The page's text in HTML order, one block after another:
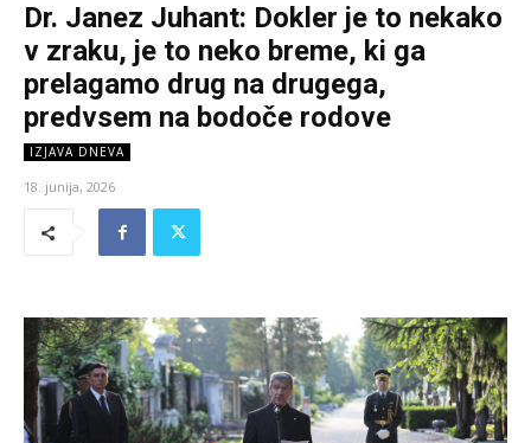
Dr. Janez Juhant: Dokler je to nekako
v zraku, je to neko breme, ki ga
prelagamo drug na drugega,
predvsem na bodoče rodove
IZJAVA DNEVA
18. junija, 2026